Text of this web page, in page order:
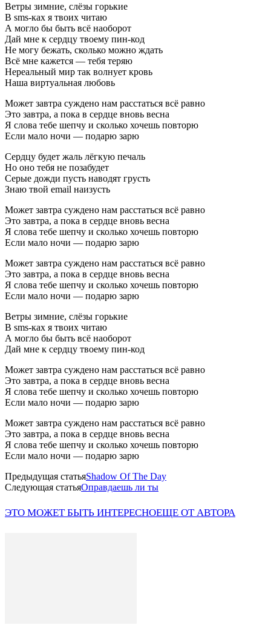
Ветры зимние, слёзы горькие
В sms-ках я твоих читаю
А могло бы быть всё наоборот
Дай мне к сердцу твоему пин-код
Не могу бежать, сколько можно ждать
Всё мне кажется — тебя теряю
Нереальный мир так волнует кровь
Наша виртуальная любовь
Может завтра суждено нам расстаться всё равно
Это завтра, а пока в сердце вновь весна
Я слова тебе шепчу и сколько хочешь повторю
Если мало ночи — подарю зарю
Сердцу будет жаль лёгкую печаль
Но оно тебя не позабудет
Серые дожди пусть наводят грусть
Знаю твой email наизусть
Может завтра суждено нам расстаться всё равно
Это завтра, а пока в сердце вновь весна
Я слова тебе шепчу и сколько хочешь повторю
Если мало ночи — подарю зарю
Может завтра суждено нам расстаться всё равно
Это завтра, а пока в сердце вновь весна
Я слова тебе шепчу и сколько хочешь повторю
Если мало ночи — подарю зарю
Ветры зимние, слёзы горькие
В sms-ках я твоих читаю
А могло бы быть всё наоборот
Дай мне к сердцу твоему пин-код
Может завтра суждено нам расстаться всё равно
Это завтра, а пока в сердце вновь весна
Я слова тебе шепчу и сколько хочешь повторю
Если мало ночи — подарю зарю
Может завтра суждено нам расстаться всё равно
Это завтра, а пока в сердце вновь весна
Я слова тебе шепчу и сколько хочешь повторю
Если мало ночи — подарю зарю
Предыдущая статьяShadow Of The Day
Следующая статьяОправдаешь ли ты
ЭТО МОЖЕТ БЫТЬ ИНТЕРЕСНОЕЩЕ ОТ АВТОРА